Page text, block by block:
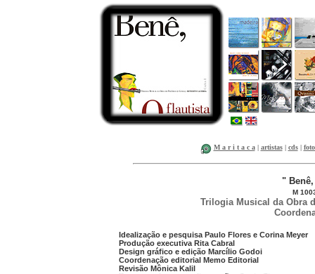
M a r i t a c a| artistas| cds|
"
M
Trilogia Musical da Obra
Idealização e pesquisa Paulo Flores e Corina Meyer
Produção executiva Rita Cabral
Design gráfico e edição Marcílio Godoi
Coordenação editorial Memo Editorial
Revisão Mônica Kalil